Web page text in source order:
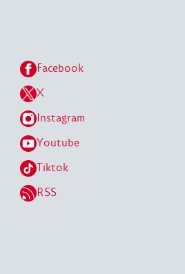
Facebook
X
Instagram
Youtube
Tiktok
RSS